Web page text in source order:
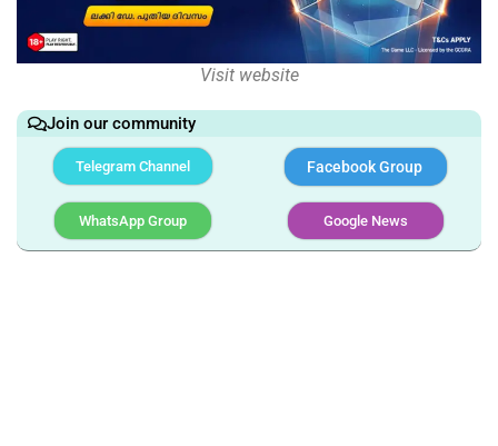
Visit website
Join our community
Telegram Channel Facebook Group
WhatsApp Group Google News